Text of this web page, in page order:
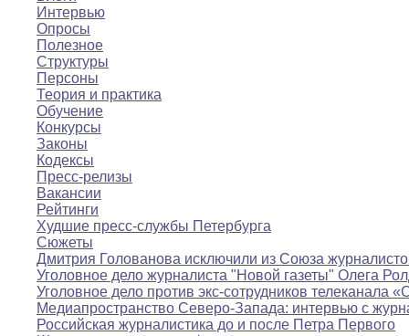
Интервью
Опросы
Полезное
Структуры
Персоны
Теория и практика
Обучение
Конкурсы
Законы
Кодексы
Пресс-релизы
Вакансии
Рейтинги
Худшие пресс-службы Петербурга
Сюжеты
Дмитрия Голованова исключили из Союза
Уголовное дело журналиста "Новой газеты" Олега
Уголовное дело против экс-сотрудников телеканала
Медиапространство Северо-Запада: интервью с
Российская журналистика до и после Петра Первого